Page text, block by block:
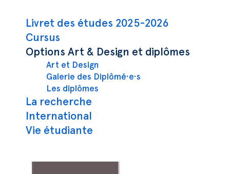
Navigation principale
Livret des études 2025-2026
Cursus
Options Art & Design et diplômes
Art et Design
Galerie des Diplômé·e·s
Les diplômes
La recherche
International
Vie étudiante